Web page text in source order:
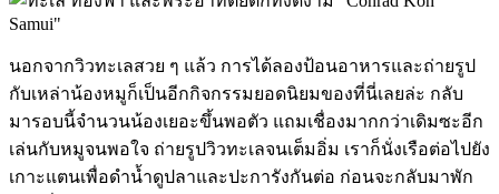
นอกจากวิวทะเลสวย ๆ แล้ว การได้ลองป้อนอาหารและถ่ายรูป
กับเหล่าน้องหมูก็เป็นอีกกิจกรรมยอดนิยมของที่นี่เลยล่ะ กลับ
มารอบนี้จำนวนน้องเยอะขึ้นพอตัว แถมเชื่องมากกว่าเดิมซะอีก
เล่นกับหมูจนพอใจ ถ่ายรูปวิวทะเลจนเต็มอิ่ม เราก็นั่งเรือต่อไปยัง
เกาะแตนเพื่อดำน้ำดูปลาและปะการังกันต่อ ก่อนจะกลับมาพัก